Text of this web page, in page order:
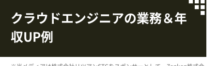
クラウドエンジニアの業務＆年
収UP例